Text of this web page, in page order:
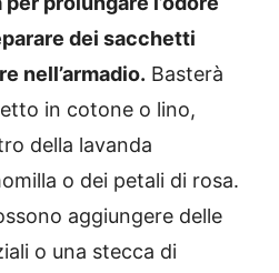
dei sacchetti
nell’armadio. Basterà
in cotone o lino,
della lavanda
o dei petali di rosa.
aggiungere delle
o una stecca di